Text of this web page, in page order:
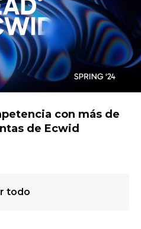
con más de
de Ecwid
todo